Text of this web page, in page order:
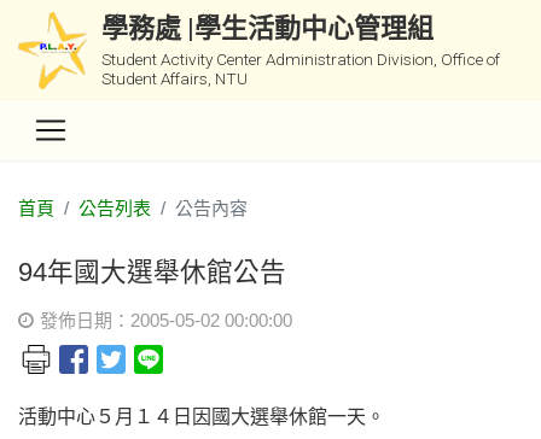
學務處 |學生活動中心管理組
Student Activity Center Administration Division, Office of
Student Affairs, NTU
首頁 公告列表 公告內容
94年國大選舉休館公告
發佈日期：2005-05-02 00:00:00
活動中心５月１４日因國大選舉休館一天。